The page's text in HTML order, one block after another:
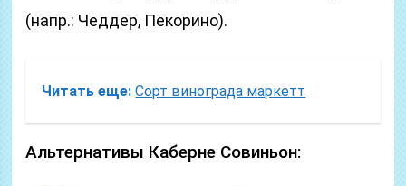
(напр.: Чеддер, Пекорино).
Читать еще: Сорт винограда маркетт
Альтернативы Каберне Совиньон: